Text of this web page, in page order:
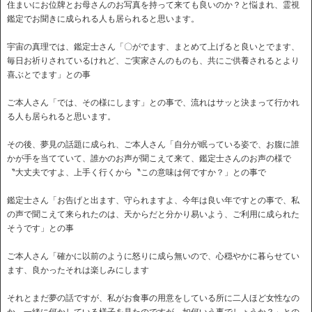
住まいにお位牌とお母さんのお写真を持って来ても良いのか？と悩まれ、霊視
鑑定でお聞きに成られる人も居られると思います。
宇宙の真理では、鑑定士さん「〇がでます、まとめて上げると良いとでます、
毎日お祈りされているけれど、ご実家さんのものも、共にご供養されるとより
喜ぶとでます」との事
ご本人さん「では、その様にします」との事で、流れはサッと決まって行かれ
る人も居られると思います。
その後、夢見の話題に成られ、ご本人さん「自分が眠っている姿で、お腹に誰
かが手を当てていて、誰かのお声が聞こえて来て、鑑定士さんのお声の様で
〝大丈夫ですよ、上手く行くから〝この意味は何ですか？」との事で
鑑定士さん「お告げと出ます、守られますよ、今年は良い年ですとの事で、私
の声で聞こえて来られたのは、天からだと分かり易いよう、ご利用に成られた
そうです」との事
ご本人さん「確かに以前のように怒りに成ら無いので、心穏やかに暮らせてい
ます、良かったそれは楽しみにします
それとまだ夢の話ですが、私がお食事の用意をしている所に二人ほど女性なの